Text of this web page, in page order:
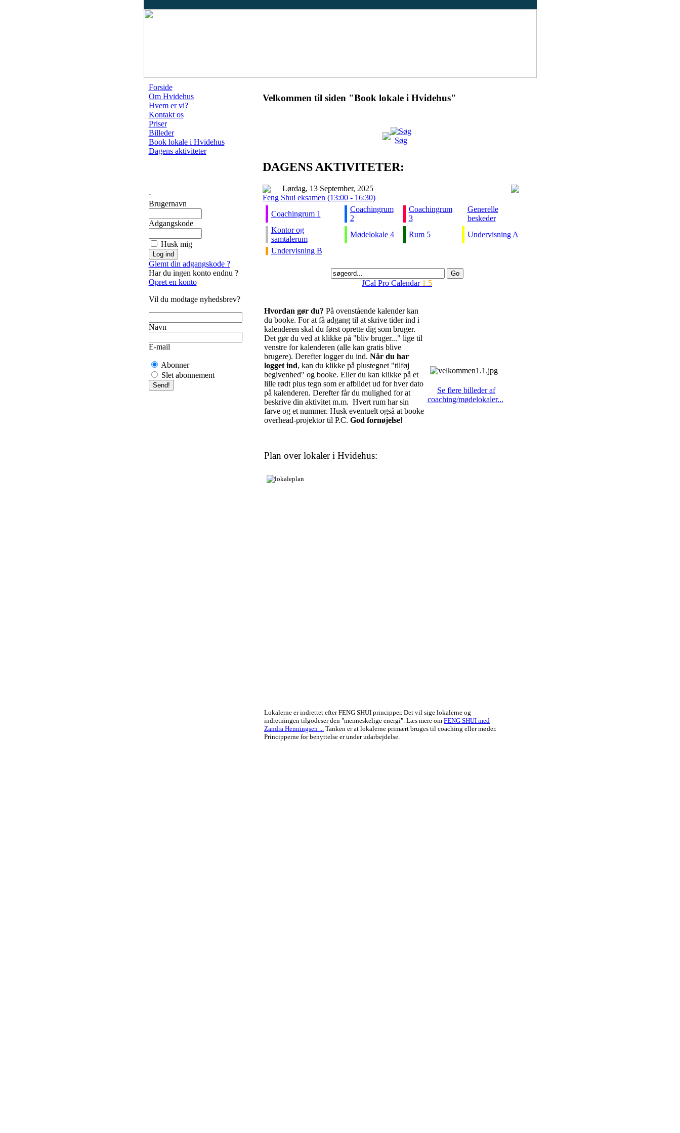
Forside
Om Hvidehus
Hvem er vi?
Kontakt os
Priser
Billeder
Book lokale i Hvidehus
Dagens aktiviteter
Brugernavn
Adgangskode
Husk mig
Glemt din adgangskode ?
Har du ingen konto endnu ?
Opret en konto
Vil du modtage nyhedsbrev?
Navn
E-mail
Abonner
Slet abonnement
Velkommen til siden "Book lokale i Hvidehus"
Søg
DAGENS AKTIVITETER:
Lørdag, 13 September, 2025
Feng Shui eksamen (13:00 - 16:30)
Coachingrum 1
Coachingrum
2
Coachingrum
3
Generelle
beskeder
Kontor og
samtalerum
Mødelokale 4 Rum 5
Undervisning A
Undervisning B
JCal Pro Calendar 1.5
Hvordan gør du? På ovenstående kalender kan
du booke. For at få adgang til at skrive tider ind i
kalenderen skal du først oprette dig som bruger.
Det gør du ved at klikke på "bliv bruger..." lige til
venstre for kalenderen (alle kan gratis blive
brugere). Derefter logger du ind. Når du har
logget ind, kan du klikke på plustegnet "tilføj
begivenhed" og booke. Eller du kan klikke på et
lille rødt plus tegn som er afbildet ud for hver dato
på kalenderen. Derefter får du mulighed for at
beskrive din aktivitet m.m. Hvert rum har sin
farve og et nummer. Husk eventuelt også at booke
overhead-projektor til P.C. God fornøjelse!
Plan over lokaler i Hvidehus:
Se flere billeder af
coaching/mødelokaler...
Lokalerne er indrettet efter FENG SHUI principper. Det vil sige lokalerne og
indretningen tilgodeser den "menneskelige energi". Læs mere om FENG SHUI med
Zandra Henningsen ... Tanken er at lokalerne primært bruges til coaching eller møder.
Principperne for benyttelse er under udarbejdelse.